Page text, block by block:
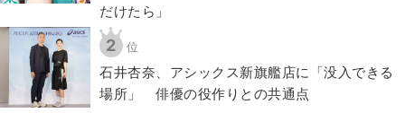
だけたら」
2 位
石井杏奈、アシックス新旗艦店に「没入できる
場所」 俳優の役作りとの共通点